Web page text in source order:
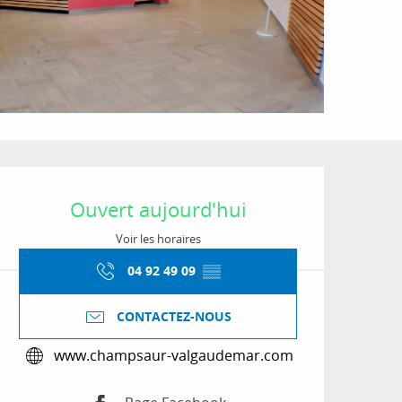
et
Ouvert aujourd'hui
Voir les horaires
04 92 49 09 ▒▒
CONTACTEZ-NOUS
www.champsaur-valgaudemar.com